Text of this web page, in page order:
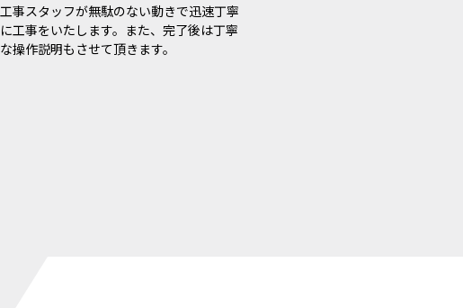
工事スタッフが無駄のない動きで迅速丁寧
に工事をいたします。また、完了後は丁寧
な操作説明もさせて頂きます。